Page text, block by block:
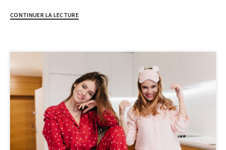
CONTINUER LA LECTURE